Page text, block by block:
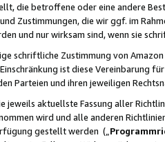
die betroffene oder eine andere
Zustimmungen, die wir ggf. im
und nur wirksam sind, wenn sie
schriftliche Zustimmung von
ist diese Vereinbarung
Parteien und ihren jeweiligen
jeweils aktuellste Fassung aller
wird und alle anderen
gestellt werden („